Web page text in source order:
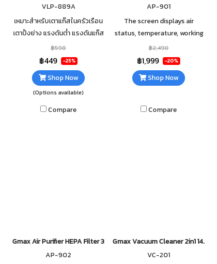
VLP-889A
เหมาะสำหรับเตาแก๊สในครัวเรือน
เตาปิ้งย่าง แรงดันต่ำ แรงดันแก๊ส
ขาเข้า 700 kPa แรงดันแก๊สขา
ออก 4.5 kPa ปริมาณการไหลของ
แรงดัน Q = 2 Kg/hr
฿598
฿449 -25%
Shop Now
(Options available)
Compare
AP-901
The screen displays air
status, temperature, working
mode, fan speed, etc. Anion
negative ion release mode
effectively traps PM2.5 dust
particles.
฿2,490
฿1,999 -20%
Shop Now
Compare
Gmax Air Purifier HEPA Filter 35 sqm AP-902
AP-902
Gmax Vacuum Cleaner 2in1
VC-201